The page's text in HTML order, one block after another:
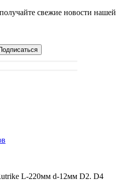
свежие новости нашей
L-220мм d-12мм D2. D4